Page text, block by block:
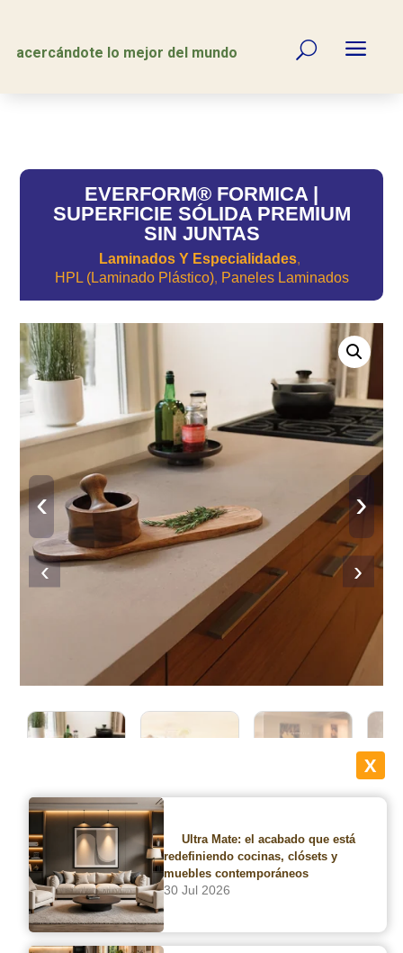
acercándote lo mejor del mundo U a
EVERFORM® FORMICA |
SUPERFICIE SÓLIDA PREMIUM
SIN JUNTAS
Laminados Y Especialidades,
HPL (Laminado Plástico), Paneles Laminados
‹ ›
‹ ›
Las imágenes, tonos y acabados son ilustrativos,
se recomienda validar la muestra física.
X
Ultra Mate: el acabado que está
redefiniendo cocinas, clósets y
muebles contemporáneos
30 Jul 2026